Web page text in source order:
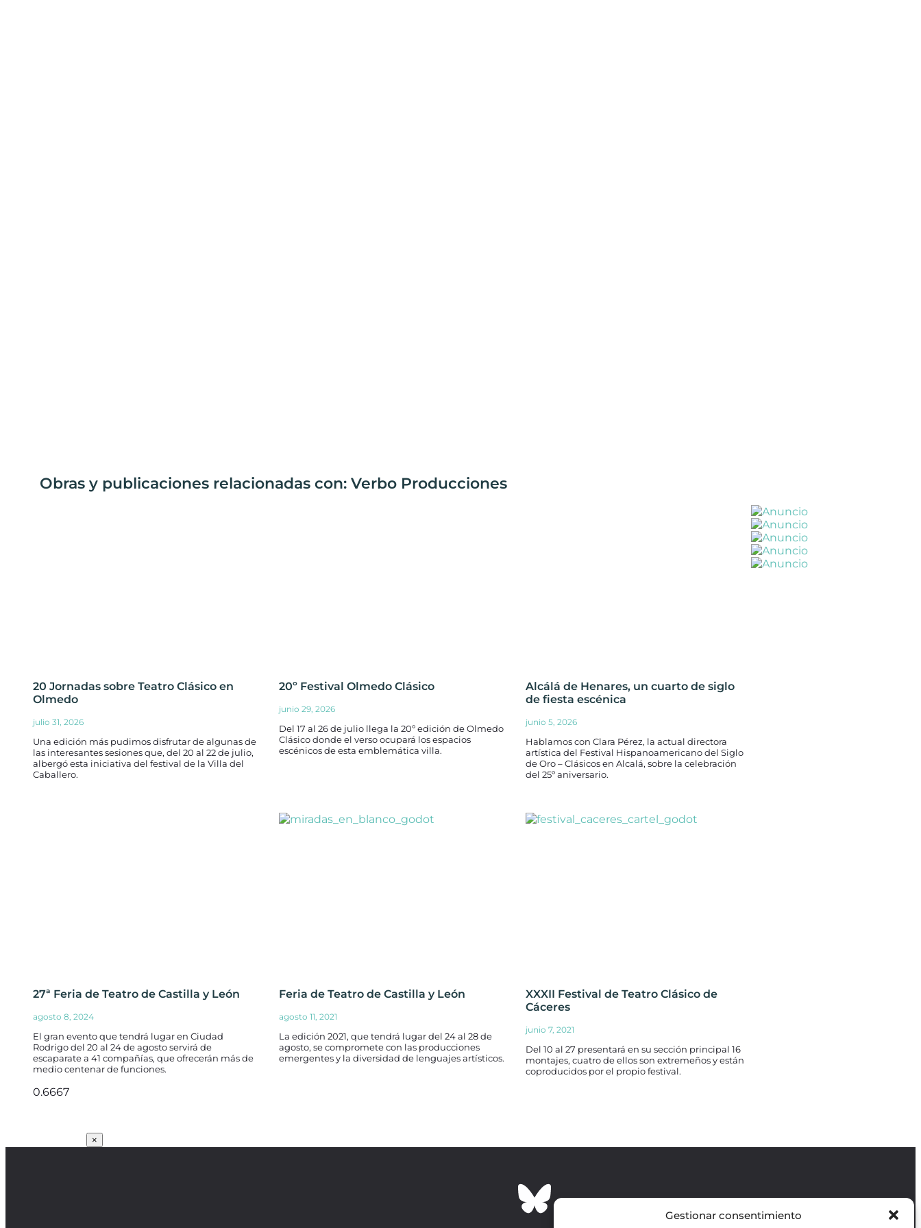
Gestionar consentimiento
Obras y publicaciones relacionadas con: Verbo Producciones
20 Jornadas sobre Teatro Clásico en
Olmedo
julio 31, 2026
Una edición más pudimos disfrutar de algunas de
las interesantes sesiones que, del 20 al 22 de julio,
albergó esta iniciativa del festival de la Villa del
Caballero.
20º Festival Olmedo Clásico
junio 29, 2026
Del 17 al 26 de julio llega la 20º edición de Olmedo
Clásico donde el verso ocupará los espacios
escénicos de esta emblemática villa.
Alcálá de Henares, un cuarto de siglo
de fiesta escénica
junio 5, 2026
Hablamos con Clara Pérez, la actual directora
artística del Festival Hispanoamericano del Siglo
de Oro – Clásicos en Alcalá, sobre la celebración
del 25º aniversario.
27ª Feria de Teatro de Castilla y León
agosto 8, 2024
El gran evento que tendrá lugar en Ciudad
Rodrigo del 20 al 24 de agosto servirá de
escaparate a 41 compañías, que ofrecerán más de
medio centenar de funciones.
Feria de Teatro de Castilla y León
agosto 11, 2021
La edición 2021, que tendrá lugar del 24 al 28 de
agosto, se compromete con las producciones
emergentes y la diversidad de lenguajes artísticos.
XXXII Festival de Teatro Clásico de
Cáceres
junio 7, 2021
Del 10 al 27 presentará en su sección principal 16
montajes, cuatro de ellos son extremeños y están
coproducidos por el propio festival.
×
Revista GODOT
es una revista